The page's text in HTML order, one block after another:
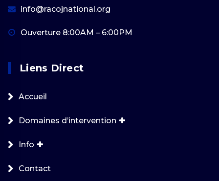
info@racojnational.org
Ouverture 8:00AM – 6:00PM
Liens Direct
Accueil
Domaines d’intervention
Info
Contact